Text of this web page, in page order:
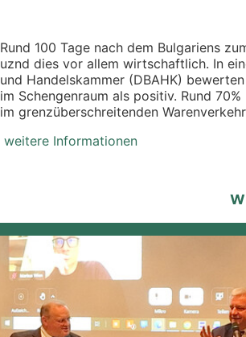
Rund 100 Tage nach dem Bulgariens
uznd dies vor allem wirtschaftlich. In
und Handelskammer (DBAHK)
im Schengenraum als positiv. Rund
im grenzüberschreitenden
weitere Informationen